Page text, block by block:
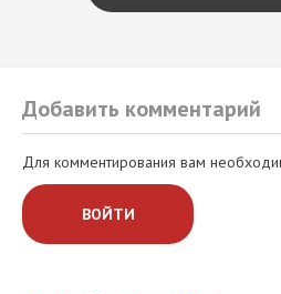
Добавить комментарий
Для комментирования вам
ВОЙТИ